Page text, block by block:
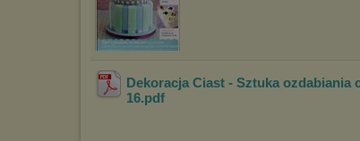
Dekoracja Ciast - Sztuka ozdabiania
16.pdf